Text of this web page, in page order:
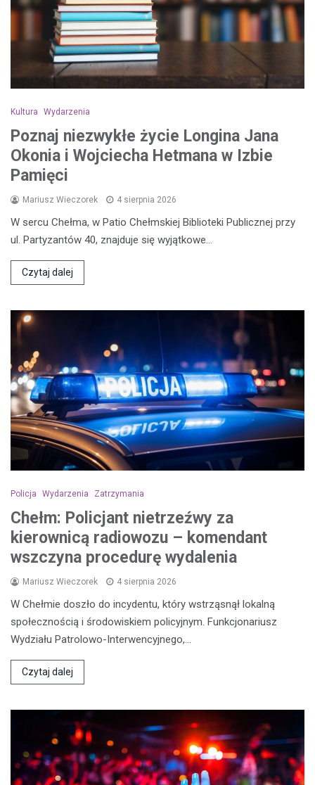
Kultura Wydarzenia
Poznaj niezwykłe życie Longina Jana
Okonia i Wojciecha Hetmana w Izbie
Pamięci
Mariusz Wieczorek 4 sierpnia 2026
W sercu Chełma, w Patio Chełmskiej Biblioteki Publicznej przy
ul. Partyzantów 40, znajduje się wyjątkowe…
Czytaj dalej
Policja Wydarzenia Zatrzymania
Chełm: Policjant nietrzeźwy za
kierownicą radiowozu – komendant
wszczyna procedurę wydalenia
Mariusz Wieczorek 4 sierpnia 2026
W Chełmie doszło do incydentu, który wstrząsnął lokalną
społecznością i środowiskiem policyjnym. Funkcjonariusz
Wydziału Patrolowo-Interwencyjnego,…
Czytaj dalej